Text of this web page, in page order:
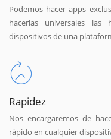
Podemos hacer apps
hacerlas universales
dispositivos de una
Rapidez
Nos encargaremos de
rápido en cualquier